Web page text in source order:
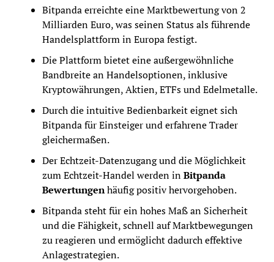
Bitpanda erreichte eine Marktbewertung von 2
Milliarden Euro, was seinen Status als führende
Handelsplattform in Europa festigt.
Die Plattform bietet eine außergewöhnliche
Bandbreite an Handelsoptionen, inklusive
Kryptowährungen, Aktien, ETFs und Edelmetalle.
Durch die intuitive Bedienbarkeit eignet sich
Bitpanda für Einsteiger und erfahrene Trader
gleichermaßen.
Der Echtzeit-Datenzugang und die Möglichkeit
zum Echtzeit-Handel werden inBitpanda
Bewertungenhäufig positiv hervorgehoben.
Bitpanda steht für ein hohes Maß an Sicherheit
und die Fähigkeit, schnell auf Marktbewegungen
zu reagieren und ermöglicht dadurch effektive
Anlagestrategien.